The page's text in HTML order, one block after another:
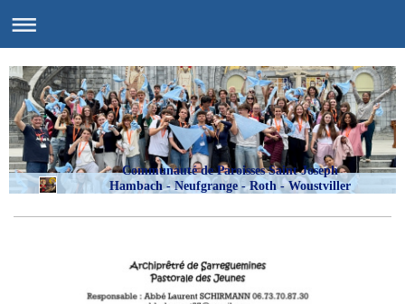
Communauté de Paroisses Saint Joseph
Hambach - Neufgrange - Roth - Woustviller